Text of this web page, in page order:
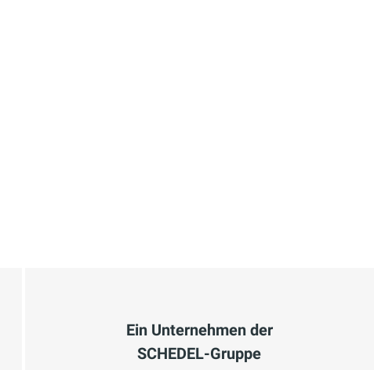
Ein Unternehmen der
SCHEDEL-Gruppe